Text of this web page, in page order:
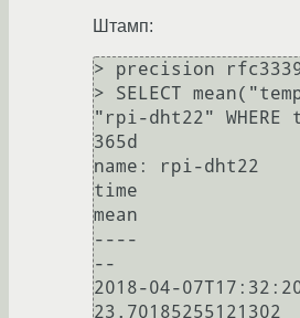
Штамп:
> precision
> SELECT
"rpi-dht22"
365d
name: rpi-dht22
time
mean
----
--
2018-04-